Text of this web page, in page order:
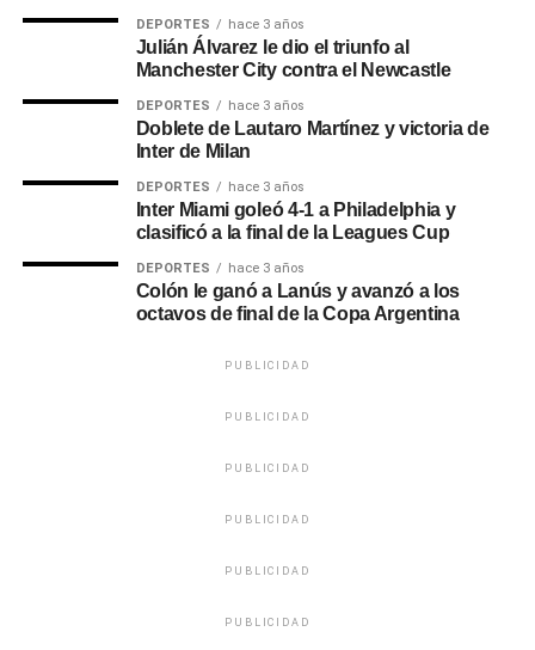
DEPORTES hace 3 años
Julián Álvarez le dio el triunfo al
Manchester City contra el Newcastle
DEPORTES hace 3 años
Doblete de Lautaro Martínez y victoria de
Inter de Milan
DEPORTES hace 3 años
Inter Miami goleó 4-1 a Philadelphia y
clasificó a la final de la Leagues Cup
DEPORTES hace 3 años
Colón le ganó a Lanús y avanzó a los
octavos de final de la Copa Argentina
PUBLICIDAD
PUBLICIDAD
PUBLICIDAD
PUBLICIDAD
PUBLICIDAD
PUBLICIDAD